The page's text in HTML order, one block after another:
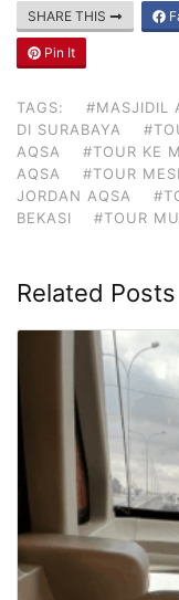
SHARE THIS
Pin It
TAGS: #MASJIDIL
DI SURABAYA
AQSA
#TOUR KE
AQSA
#TOUR
JORDAN AQSA
BEKASI
#TOUR
Related Posts